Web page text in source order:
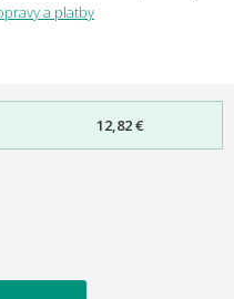
a platby
12,82 €